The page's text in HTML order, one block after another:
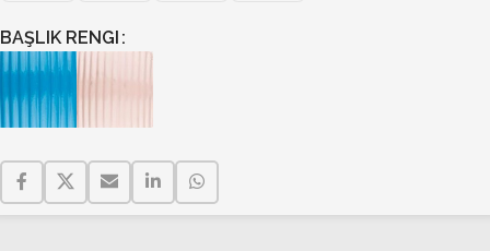
BAŞLIK RENGI